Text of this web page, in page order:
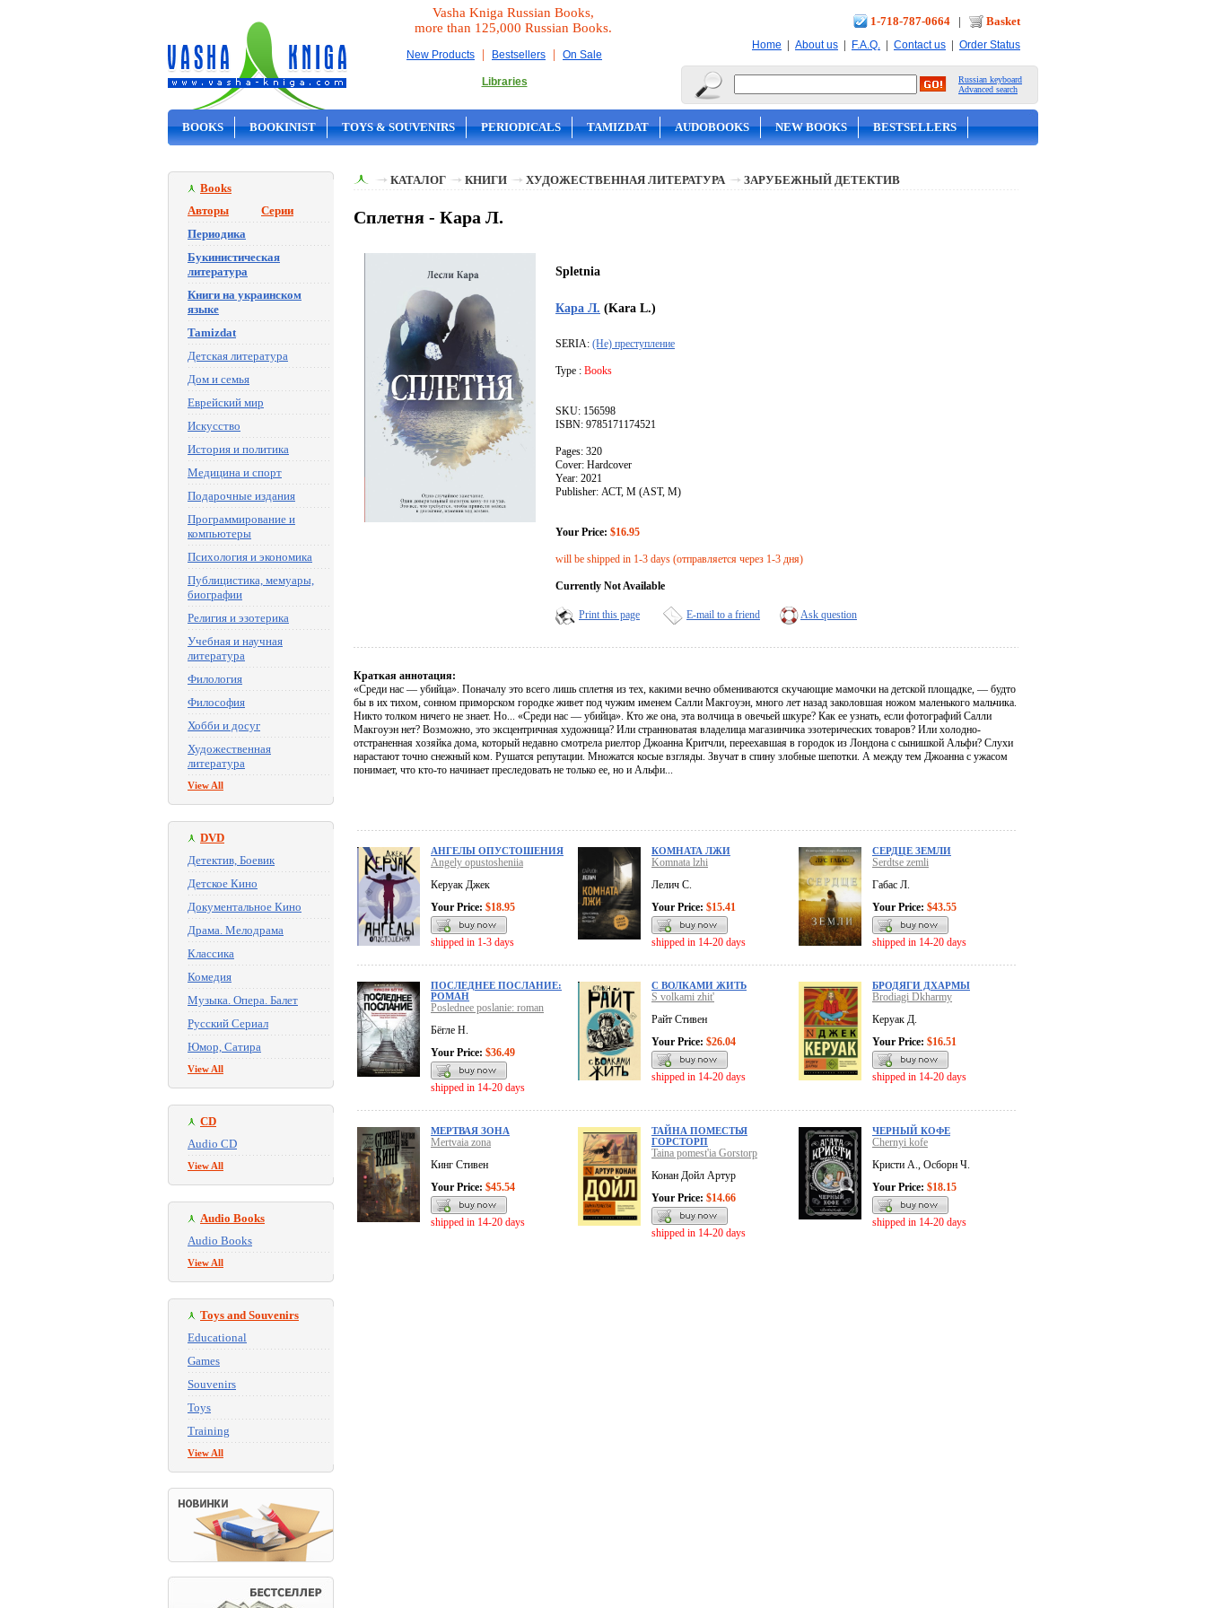
Vasha Kniga Russian Books,
more than 125,000 Russian Books.
New Products | Bestsellers | On Sale
Libraries
1-718-787-0664 | Basket
Home | About us | F.A.Q. | Contact us | Order Status
Russian keyboard
Advanced search
BOOKS BOOKINIST TOYS & SOUVENIRS PERIODICALS TAMIZDAT AUDOBOOKS NEW BOOKS BESTSELLERS
Books
Авторы
Серии
Периодика
Букинистическая
литература
Книги на украинском
языке
Tamizdat
Детская литература
Дом и семья
Еврейский мир
Искусство
История и политика
Медицина и спорт
Подарочные издания
Программирование и
компьютеры
Психология и экономика
Публицистика, мемуары,
биографии
Религия и эзотерика
Учебная и научная
литература
Филология
Философия
Хобби и досуг
Художественная
литература
View All
DVD
Детектив, Боевик
Детское Кино
Документальное Кино
Драма. Мелодрама
Классика
Комедия
Музыка. Опера. Балет
Русский Сериал
Юмор, Сатира
View All
CD
Audio CD
View All
Audio Books
Audio Books
View All
Toys and Souvenirs
Educational
Games
Souvenirs
Toys
Training
View All
КАТАЛОГ КНИГИ ХУДОЖЕСТВЕННАЯ ЛИТЕРАТУРА ЗАРУБЕЖНЫЙ ДЕТЕКТИВ
Сплетня - Кара Л.
Spletnia
Кара Л. (Kara L.)
SERIA: (Не) преступление
Type : Books
SKU: 156598
ISBN: 9785171174521
Pages: 320
Cover: Hardcover
Year: 2021
Publisher: АСТ, М (AST, M)
Your Price: $16.95
will be shipped in 1-3 days (отправляется через 1-3 дня)
Currently Not Available
Print this page E-mail to a friend Ask question
Краткая аннотация:
«Среди нас — убийца». Поначалу это всего лишь сплетня из тех, какими вечно обмениваются скучающие мамочки на детской площадке, — будто
бы в их тихом, сонном приморском городке живет под чужим именем Салли Макгоуэн, много лет назад заколовшая ножом маленького мальчика.
Никто толком ничего не знает. Но... «Среди нас — убийца». Кто же она, эта волчица в овечьей шкуре? Как ее узнать, если фотографий Салли
Макгоуэн нет? Возможно, это эксцентричная художница? Или странноватая владелица магазинчика эзотерических товаров? Или холодно-
отстраненная хозяйка дома, который недавно смотрела риелтор Джоанна Критчли, переехавшая в городок из Лондона с сынишкой Альфи? Слухи
нарастают точно снежный ком. Рушатся репутации. Множатся косые взгляды. Звучат в спину злобные шепотки. А между тем Джоанна с ужасом
понимает, что кто-то начинает преследовать не только ее, но и Альфи...
АНГЕЛЫ ОПУСТОШЕНИЯ
Angely opustosheniia
Керуак Джек
Your Price: $18.95
shipped in 1-3 days
КОМНАТА ЛЖИ
Komnata lzhi
Лелич С.
Your Price: $15.41
shipped in 14-20 days
СЕРДЦЕ ЗЕМЛИ
Serdtse zemli
Габас Л.
Your Price: $43.55
shipped in 14-20 days
ПОСЛЕДНЕЕ ПОСЛАНИЕ:
РОМАН
Poslednee poslanie: roman
Бёгле Н.
Your Price: $36.49
shipped in 14-20 days
С ВОЛКАМИ ЖИТЬ
S volkami zhit'
Райт Стивен
Your Price: $26.04
shipped in 14-20 days
БРОДЯГИ ДХАРМЫ
Brodiagi Dkharmy
Керуак Д.
Your Price: $16.51
shipped in 14-20 days
МЕРТВАЯ ЗОНА
Mertvaia zona
Кинг Стивен
Your Price: $45.54
shipped in 14-20 days
ТАЙНА ПОМЕСТЬЯ
ГОРСТОРП
Taina pomest'ia Gorstorp
Конан Дойл Артур
Your Price: $14.66
shipped in 14-20 days
ЧЕРНЫЙ КОФЕ
Chernyi kofe
Кристи А., Осборн Ч.
Your Price: $18.15
shipped in 14-20 days